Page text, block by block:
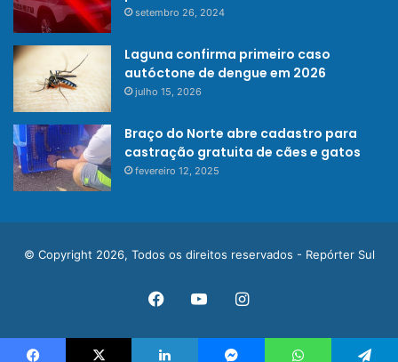
setembro 26, 2024
Laguna confirma primeiro caso
autóctone de dengue em 2026
julho 15, 2026
Braço do Norte abre cadastro para
castração gratuita de cães e gatos
fevereiro 12, 2025
© Copyright 2026, Todos os direitos reservados - Repórter Sul
Facebook
YouTubeInstagram